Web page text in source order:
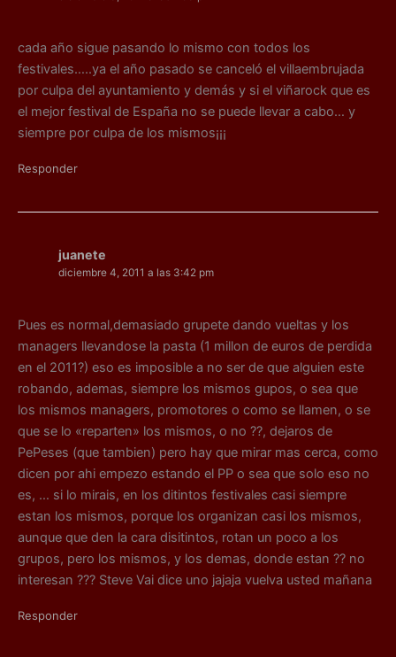
cada año sigue pasando lo mismo con todos los
festivales…..ya el año pasado se canceló el villaembrujada
por culpa del ayuntamiento y demás y si el viñarock que es
el mejor festival de España no se puede llevar a cabo… y
siempre por culpa de los mismos¡¡¡
Responder
juanete
diciembre 4, 2011 a las 3:42 pm
Pues es normal,demasiado grupete dando vueltas y los
managers llevandose la pasta (1 millon de euros de perdida
en el 2011?) eso es imposible a no ser de que alguien este
robando, ademas, siempre los mismos gupos, o sea que
los mismos managers, promotores o como se llamen, o se
que se lo «reparten» los mismos, o no ??, dejaros de
PePeses (que tambien) pero hay que mirar mas cerca, como
dicen por ahi empezo estando el PP o sea que solo eso no
es, … si lo mirais, en los ditintos festivales casi siempre
estan los mismos, porque los organizan casi los mismos,
aunque que den la cara disitintos, rotan un poco a los
grupos, pero los mismos, y los demas, donde estan ?? no
interesan ??? Steve Vai dice uno jajaja vuelva usted mañana
Responder